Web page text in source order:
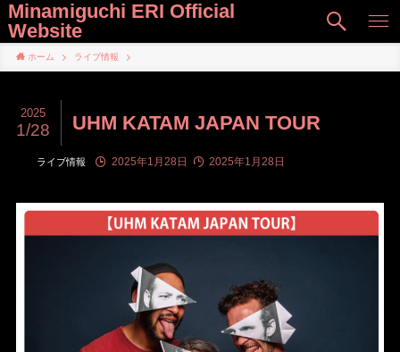
Minamiguchi ERI Official
Website
ホーム ライブ情報
UHM KATAM JAPAN TOUR
2025
1/28
ライブ情報 2025年1月28日 2025年1月28日